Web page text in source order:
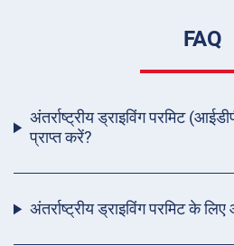
FAQ
अंतर्राष्ट्रीय ड्राइविंग परमिट
प्राप्त करें?
अंतर्राष्ट्रीय ड्राइविंग परमिट के